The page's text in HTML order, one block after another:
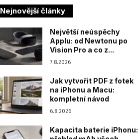
Nejnovější články
Největší neúspěchy
Applu: od Newtonu po
Vision Pro a co z...
7.8.2026
Jak vytvořit PDF z fotek
na iPhonu a Macu:
kompletní návod
6.8.2026
Kapacita baterie iPhonu: